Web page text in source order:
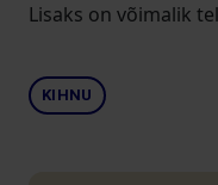
Lisaks on võimalik
KIHNU